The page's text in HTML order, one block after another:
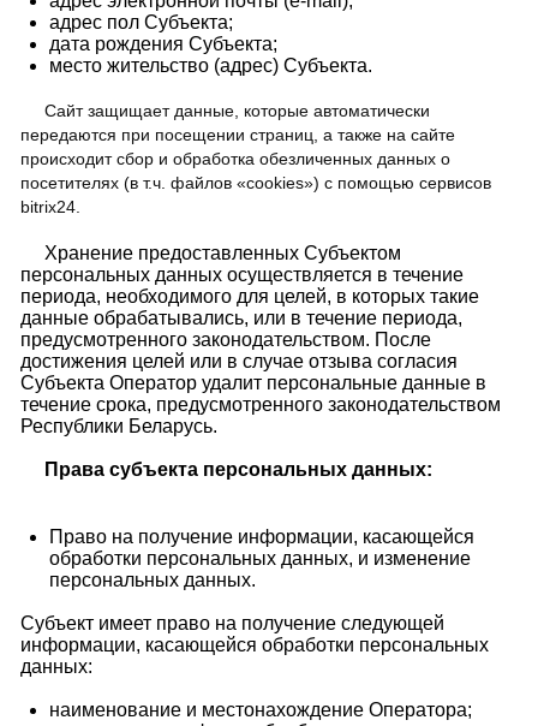
адрес пол Субъекта;
дата рождения Субъекта;
место жительство (адрес) Субъекта.
Сайт защищает данные, которые автоматически
передаются при посещении страниц, а также на сайте
происходит сбор и обработка обезличенных данных о
посетителях (в т.ч. файлов «cookies») с помощью сервисов
bitrix24.
Хранение предоставленных Субъектом
персональных данных осуществляется в течение
периода, необходимого для целей, в которых такие
данные обрабатывались, или в течение периода,
предусмотренного законодательством. После
достижения целей или в случае отзыва согласия
Субъекта Оператор удалит персональные данные в
течение срока, предусмотренного законодательством
Республики Беларусь.
Права субъекта персональных данных:
Право на получение информации, касающейся
обработки персональных данных, и изменение
персональных данных.
Субъект имеет право на получение следующей
информации, касающейся обработки персональных
данных:
наименование и местонахождение Оператора;